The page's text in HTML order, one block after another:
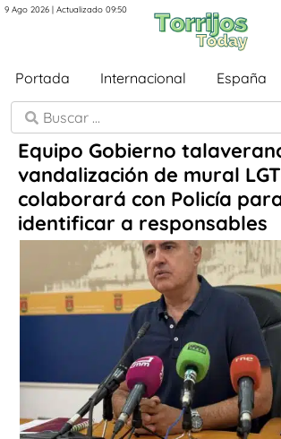
9 Ago 2026 | Actualizado 09:50
Portada Internacional España
Equipo Gobierno
vandalización de mural
colaborará con Policía
identificar a responsables